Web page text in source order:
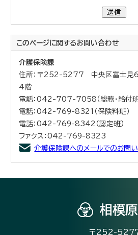
送信
このページに関するお問い合わせ
介護保険課
住所：〒252-5277 中央区富士見
4階
電話：042-707-7058（総務・給付班
電話：042-769-8321（保険料班）
電話：042-769-8342（認定班）
ファクス：042-769-8323
介護保険課へのメールでのお問
相模
〒252-